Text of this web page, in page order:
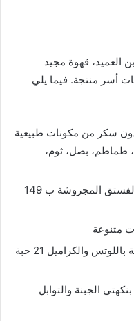
العميد، قهوة مجيد
أسر منتجة. فيما يلي
سكر من مكونات طبيعية
طماطم، بصل، ثوم،
كريمة الفستق الخاصة مع حبات الفستق المجروشة ب 149
متنوعة
شوكولاتة همس: شوكولاتة بلجيكية باللوتس والكراميل 21 حبة
الجبنة والتوابل